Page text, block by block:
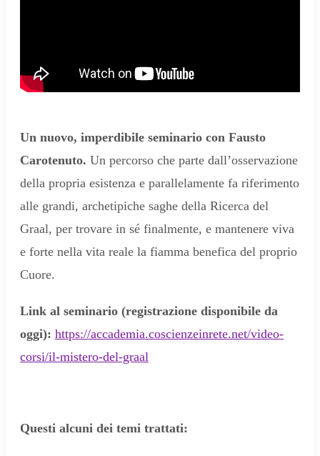
Un nuovo, imperdibile seminario con Fausto
Carotenuto. Un percorso che parte dall’osservazione
della propria esistenza e parallelamente fa riferimento
alle grandi, archetipiche saghe della Ricerca del
Graal, per trovare in sé finalmente, e mantenere viva
e forte nella vita reale la fiamma benefica del proprio
Cuore.
Link al seminario (registrazione disponibile da
oggi): https://accademia.coscienzeinrete.net/video-
corsi/il-mistero-del-graal
Questi alcuni dei temi trattati: